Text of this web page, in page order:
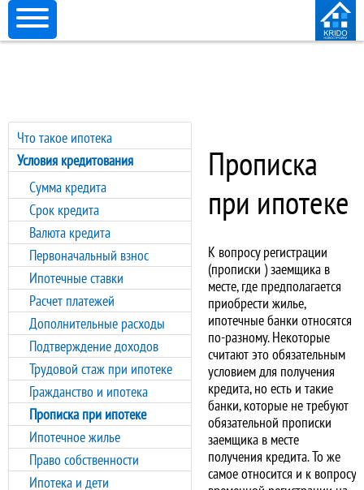
Что такое ипотека
Условия кредитования
Сумма кредита
Срок кредита
Валюта кредита
Первоначальный взнос
Ипотечные ставки
Расчет платежей
Дополнительные расходы
Подтверждение доходов
Трудовой стаж при ипотеке
Гражданство и ипотека
Прописка при ипотеке
Ипотечное жилье
Право собственности
Ипотека и дети
Прописка
при ипотеке
К вопросу регистрации
(прописки ) заемщика в
месте, где предполагается
приобрести жилье,
ипотечные банки относятся
по-разному. Некоторые
считают это обязательным
условием для получения
кредита, но есть и такие
банки, которые не требуют
обязательной прописки
заемщика в месте
получения кредита. То же
самое относится и к вопросу